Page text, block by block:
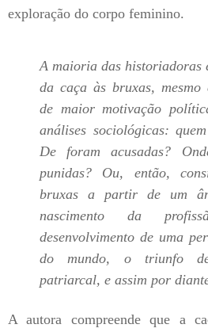
exploração do corpo feminino.
A maioria das historiadoras
da caça às bruxas, mesmo
de maior motivação
análises sociológicas:
De foram acusadas?
punidas? Ou, então,
bruxas a partir de um
nascimento da
desenvolvimento de uma
do mundo, o triunfo
patriarcal, e assim por
A autora compreende que a